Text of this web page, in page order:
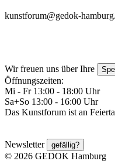
kunstforum@gedok-
Wir freuen uns über Ihre
Öffnungszeiten:
Mi - Fr 13:00 - 18:00 Uhr
Sa+So 13:00 - 16:00 Uhr
Das Kunstforum ist an
Newsletter gefällig?
© 2026 GEDOK Hamburg